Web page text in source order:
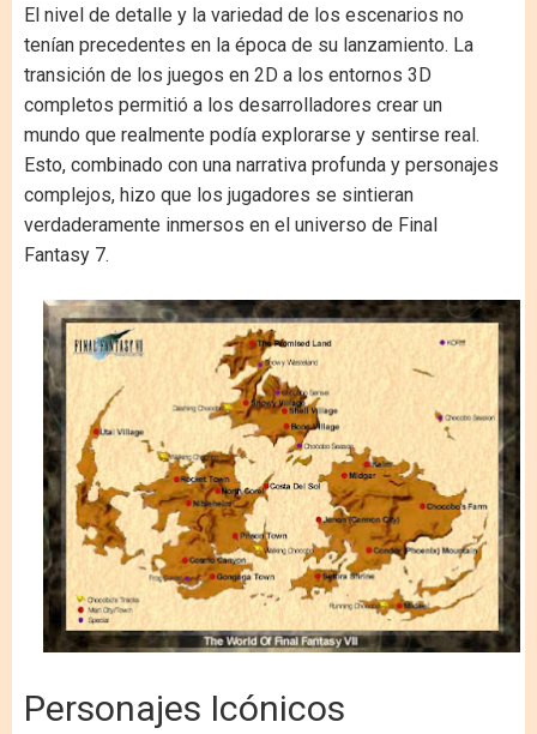
El nivel de detalle y la variedad de los escenarios no
tenían precedentes en la época de su lanzamiento. La
transición de los juegos en 2D a los entornos 3D
completos permitió a los desarrolladores crear un
mundo que realmente podía explorarse y sentirse real.
Esto, combinado con una narrativa profunda y personajes
complejos, hizo que los jugadores se sintieran
verdaderamente inmersos en el universo de Final
Fantasy 7.
Personajes Icónicos